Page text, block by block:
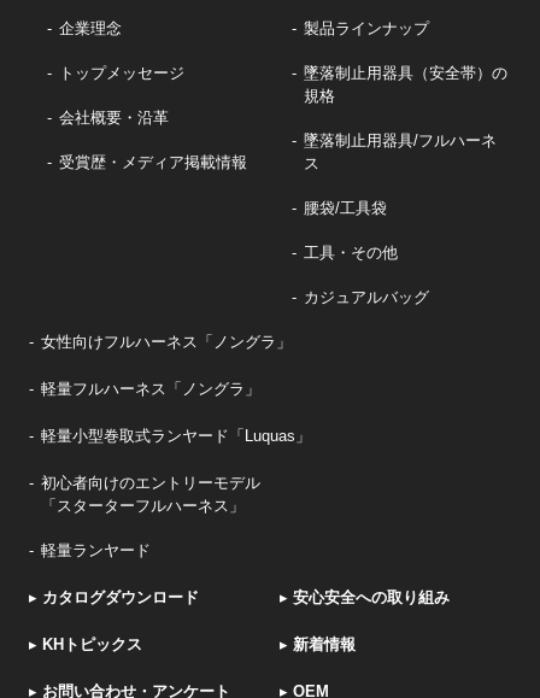
企業理念
トップメッセージ
会社概要・沿革
受賞歴・メディア掲載情報
製品ラインナップ
墜落制止用器具（安全帯）の
規格
墜落制止用器具/フルハーネ
ス
腰袋/工具袋
工具・その他
カジュアルバッグ
女性向けフルハーネス「ノングラ」
軽量フルハーネス「ノングラ」
軽量小型巻取式ランヤード「Luquas」
初心者向けのエントリーモデル
「スターターフルハーネス」
軽量ランヤード
▸ カタログダウンロード ▸ 安心安全への取り組み
▸ KHトピックス ▸ 新着情報
▸ お問い合わせ・アンケート ▸ OEM